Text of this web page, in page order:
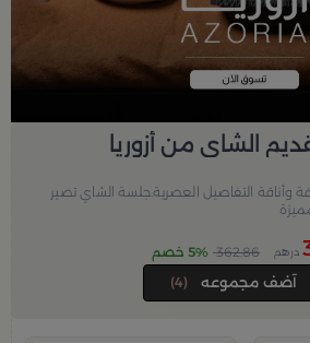
الشاي من أزوريا
وأناقة التفاصيل العصرية.جلسة الشاي تصير
درهم 362.86 5% خصم
(4)